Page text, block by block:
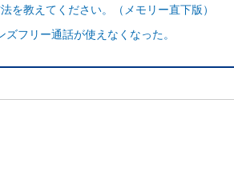
を教えてください。（メモリー直下版）
フリー通話が使えなくなった。